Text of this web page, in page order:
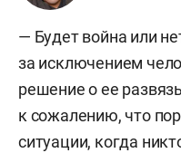
— Будет война или
за исключением
решение о ее
к сожалению, что
ситуации, когда